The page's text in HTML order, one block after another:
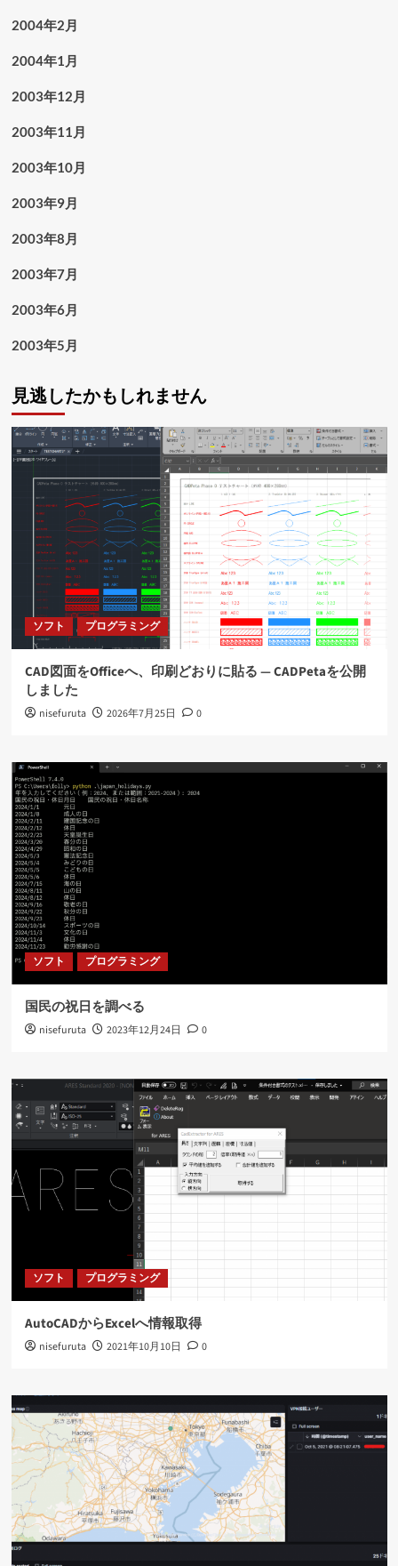
2004年2月
2004年1月
2003年12月
2003年11月
2003年10月
2003年9月
2003年8月
2003年7月
2003年6月
2003年5月
見逃したかもしれません
ソフト プログラミング
CAD図面をOfficeへ、印刷どおりに貼る ― CADPetaを公開
しました
nisefuruta 2026年7月25日 0
ソフト プログラミング
国民の祝日を調べる
nisefuruta 2023年12月24日 0
ソフト プログラミング
AutoCADからExcelへ情報取得
nisefuruta 2021年10月10日 0